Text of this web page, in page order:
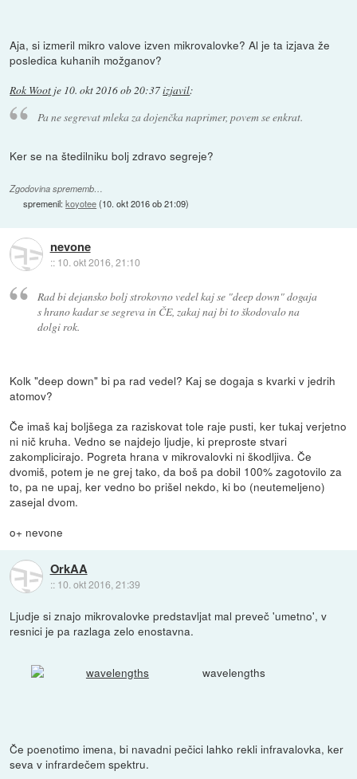
Aja, si izmeril mikro valove izven mikrovalovke? Al je ta izjava že
posledica kuhanih možganov?
Rok Woot je 10. okt 2016 ob 20:37izjavil:
Pa ne segrevat mleka za dojenčka naprimer, povem se enkrat.
Ker se na štedilniku bolj zdravo segreje?
Zgodovina sprememb…
spremenil:koyotee(10. okt 2016 ob 21:09)
nevone
:: 10. okt 2016, 21:10
Rad bi dejansko bolj strokovno vedel kaj se "deep down" dogaja
s hrano kadar se segreva in ČE, zakaj naj bi to škodovalo na
dolgi rok.
Kolk "deep down" bi pa rad vedel? Kaj se dogaja s kvarki v jedrih
atomov?
Če imaš kaj boljšega za raziskovat tole raje pusti, ker tukaj verjetno
ni nič kruha. Vedno se najdejo ljudje, ki preproste stvari
zakomplicirajo. Pogreta hrana v mikrovalovki ni škodljiva. Če
dvomiš, potem je ne grej tako, da boš pa dobil 100% zagotovilo za
to, pa ne upaj, ker vedno bo prišel nekdo, ki bo (neutemeljeno)
zasejal dvom.
o+ nevone
OrkAA
:: 10. okt 2016, 21:39
Ljudje si znajo mikrovalovke predstavljat mal preveč 'umetno', v
resnici je pa razlaga zelo enostavna.
wavelengths
Če poenotimo imena, bi navadni pečici lahko rekli infravalovka, ker
seva v infrardečem spektru.